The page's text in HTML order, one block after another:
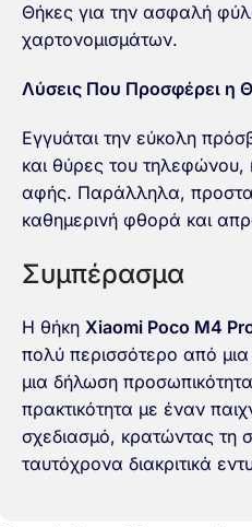
Θήκες για την ασφαλή
χαρτονομισμάτων.
Λύσεις Που Προσφέρει η
Εγγυάται την εύκολη
και θύρες του
αφής. Παράλληλα,
καθημερινή φθορά και
Συμπέρασμα
Η θήκη Xiaomi Poco M4
πολύ περισσότερο από μια
μια δήλωση
πρακτικότητα με έναν
σχεδιασμό, κρατώντας τη
ταυτόχρονα διακριτικά